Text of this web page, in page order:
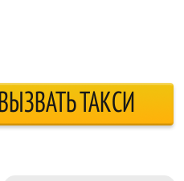
ВЫЗВАТЬ ТАКСИ